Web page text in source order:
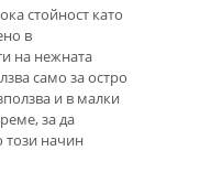
стойност като
в
на нежната
само за остро
и в малки
за да
този начин